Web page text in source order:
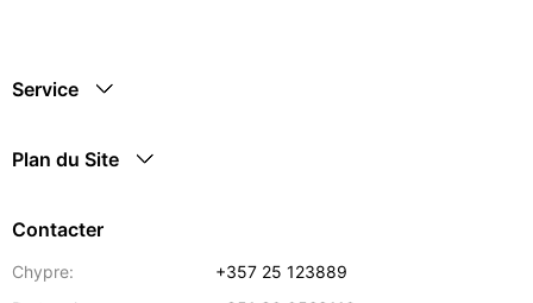
Service
Plan du Site
Contacter
Chypre:
+357 25 123889